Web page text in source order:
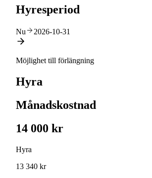
Hyresperiod
Nu 2026-10-31
Möjlighet till förlängning
Hyra
Månadskostnad
14 000 kr
Hyra
13 340 kr